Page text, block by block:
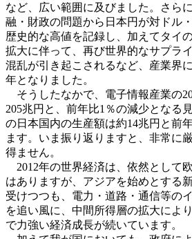
など、広い範囲に及びました。さら
融・財政の問題から日本円が対ドル
歴史的な高値を記録し、加えてタイ
拡大に伴って、再び世界的なサプラ
混乱が引き起こされるなど、産業界
年となりました。
そうしたなかで、電子情報産業の
205兆円と、前年比1％の減少となる
の日本国内の生産額は約14兆円と前
ます。いま振り返りますと、非常に
得ません。
2012年の世界経済は、依然として
はありますが、アジアを始めとする
受けつつも、電力・道路・通信等の
を追い風に、中間所得層の拡大によ
で力強い経済成長が続いています。